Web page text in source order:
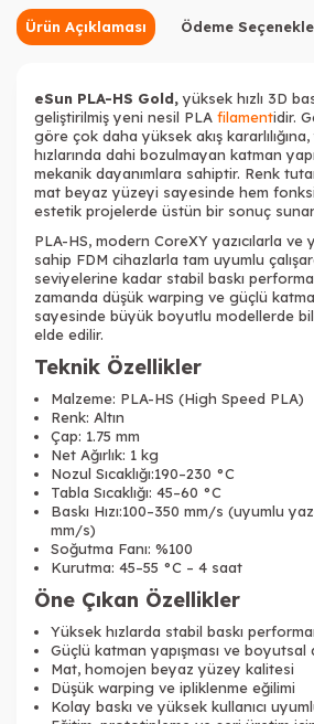
Tükendi
Tükendi
Tükendi
Ürün Açıklaması Ödeme
eSun PLA-HS Gold,yüksek hızlı 3D
geliştirilmiş yeni nesil PLA filamentidir.
göre çok daha yüksek akış
hızlarında dahi bozulmayan katman
mekanik dayanımlara sahiptir. Renk
mat beyaz yüzeyi sayesinde hem
estetik projelerde üstün bir sonuç
PLA-HS, modern CoreXY yazıcılarla ve
sahip FDM cihazlarla tam uyumlu
seviyelerine kadar stabil baskı
zamanda düşük warping ve güçlü
sayesinde büyük boyutlu modellerde
elde edilir.
Teknik Özellikler
Malzeme: PLA-HS (High Speed PLA)
Renk: Altın
Çap: 1.75 mm
Net Ağırlık: 1 kg
Nozul Sıcaklığı:190–230 °C
Tabla Sıcaklığı: 45–60 °C
Baskı Hızı:100–350 mm/s (uyumlu
mm/s)
Soğutma Fanı: %100
Kurutma: 45–55 °C – 4 saat
Öne Çıkan Özellikler
Yüksek hızlarda stabil baskı
Güçlü katman yapışması ve boyutsal
Mat, homojen beyaz yüzey kalitesi
Düşük warping ve ipliklenme eğilimi
Kolay baskı ve yüksek kullanıcı